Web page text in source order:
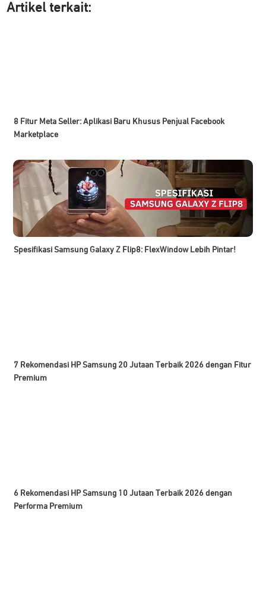
Artikel terkait:
8 Fitur Meta Seller: Aplikasi Baru Khusus Penjual Facebook
Marketplace
Spesifikasi Samsung Galaxy Z Flip8: FlexWindow Lebih Pintar!
7 Rekomendasi HP Samsung 20 Jutaan Terbaik 2026 dengan Fitur
Premium
6 Rekomendasi HP Samsung 10 Jutaan Terbaik 2026 dengan
Performa Premium